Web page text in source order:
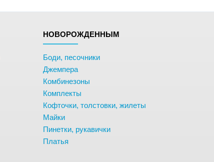
НОВОРОЖДЕННЫМ
Боди, песочники
Джемпера
Комбинезоны
Комплекты
Кофточки, толстовки, жилеты
Майки
Пинетки, рукавички
Платья